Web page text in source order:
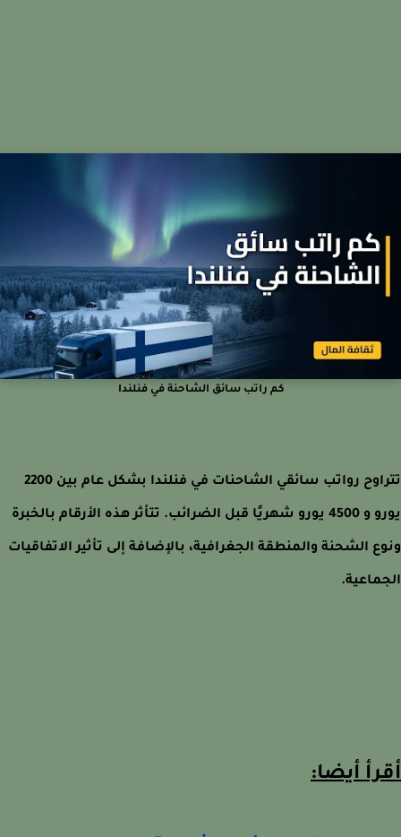
كم راتب سائق الشاحنة في فنلندا
تتراوح رواتب سائقي الشاحنات في فنلندا بشكل عام بين 2200
يورو و 4500 يورو شهريًا قبل الضرائب. تتأثر هذه الأرقام بالخبرة
الشحنة والمنطقة الجغرافية، بالإضافة إلى تأثير الاتفاقيات
أيضا: